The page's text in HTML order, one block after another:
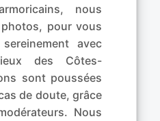
nous
pour vous
sereinement avec
des Côtes-
sont poussées
de doute, grâce
Nous